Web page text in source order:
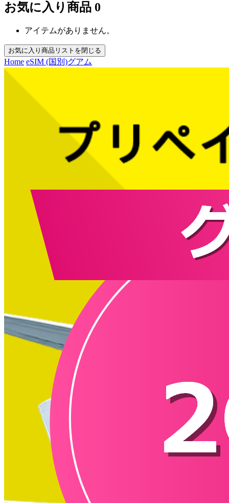
お気に入り商品 0
アイテムがありません。
お気に入り商品リストを閉じる
Home eSIM (国別)グアム